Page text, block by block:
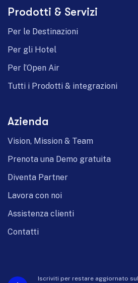
German
Prodotti & Servizi
Per le Destinazioni
Per gli Hotel
Per l’Open Air
Tutti i Prodotti & integrazioni
Azienda
Vision, Mission & Team
Prenota una Demo gratuita
Diventa Partner
Lavora con noi
Assistenza clienti
Contatti
Iscriviti per restare aggiornato